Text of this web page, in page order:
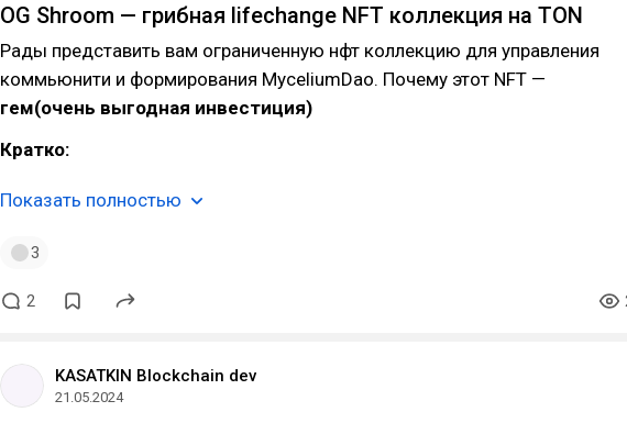
OG Shroom — грибная lifechange NFT коллекция на TON
Рады представить вам ограниченную нфт коллекцию для управления
коммьюнити и формирования MyceliumDao. Почему этот NFT —
гем(очень выгодная инвестиция)
Кратко:
Показать полностью
3
2
KASATKIN Blockchain dev
21.05.2024